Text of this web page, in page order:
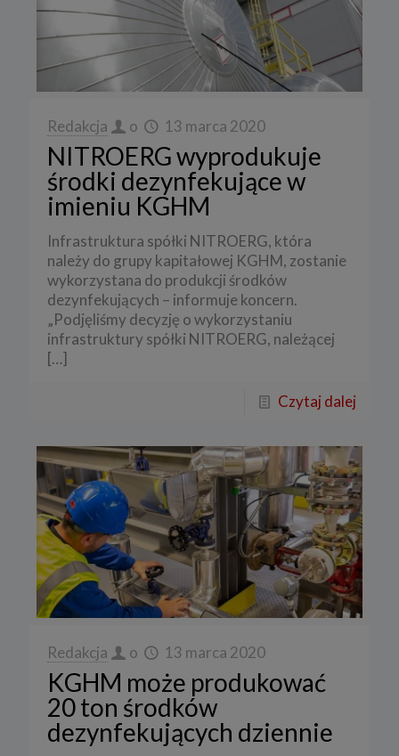
Redakcja o 13 marca 2020
NITROERG wyprodukuje
środki dezynfekujące w
imieniu KGHM
Infrastruktura spółki NITROERG, która
należy do grupy kapitałowej KGHM, zostanie
wykorzystana do produkcji środków
dezynfekujących – informuje koncern.
„Podjęliśmy decyzję o wykorzystaniu
infrastruktury spółki NITROERG, należącej
[…]
Czytaj dalej
Redakcja o 13 marca 2020
KGHM może produkować
20 ton środków
dezynfekujących dziennie